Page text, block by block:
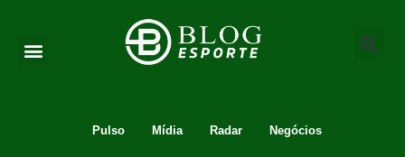
Pulso Mídia Radar Negócios